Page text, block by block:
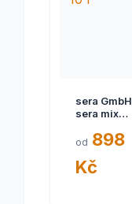
sera GmbH
sera mix
10 l
od 898
Kč